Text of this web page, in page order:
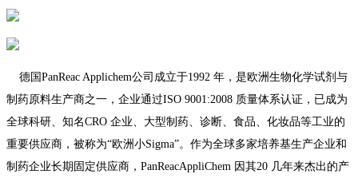
德国 PanReac Applichem公司成立于1992 年，是欧洲生物化学试剂与
制药原料生产商之一，企业通过ISO 9001:2008 质量体系认证，已成为
全球科研、知名CRO 企业、大型制药、诊断、食品、化妆品等工业的
重要供应商，被称为“欧洲小Sigma”。作为全球多家培养基生产企业和
制药企业长期固定供应商， PanReacAppliChem 因其20 几年来杰出的产